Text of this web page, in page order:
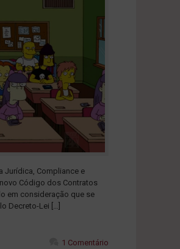
Jurídica, Compliance e
Código dos Contratos
em consideração que se
Decreto-Lei […]
1 Comentário